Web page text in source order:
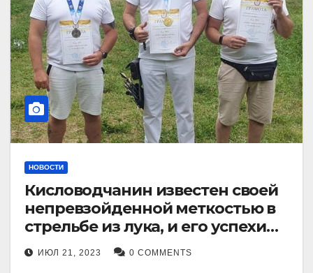
НОВОСТИ
Кисловодчанин известен своей
непревзойденной меткостью в
стрельбе из лука, и его успехи
прославили его в
Ставропольском крае.
ИЮЛ 21, 2023 0 COMMENTS